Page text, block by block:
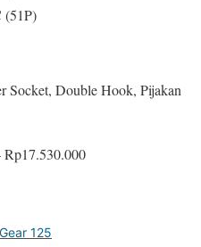
(51P)
Socket, Double Hook, Pijakan
125